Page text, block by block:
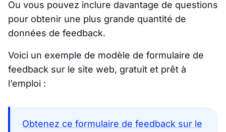
Ou vous pouvez inclure davantage de questions
pour obtenir une plus grande quantité de
données de feedback.
Voici un exemple de modèle de formulaire de
feedback sur le site web, gratuit et prêt à
l’emploi :
Obtenez ce formulaire de feedback sur le